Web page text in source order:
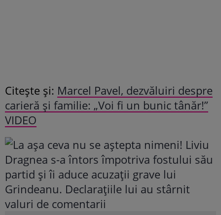
Citește și: Marcel Pavel, dezvăluiri despre
carieră și familie: „Voi fi un bunic tânăr!”
VIDEO